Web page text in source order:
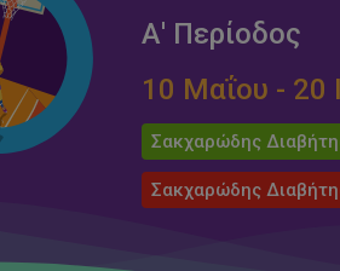
Α' Περίοδος
10 Μαΐου - 20
Σακχαρώδης
Σακχαρώδης